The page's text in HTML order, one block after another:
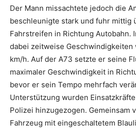
Der Mann missachtete jedoch die
beschleunigte stark und fuhr mittig
Fahrstreifen in Richtung
dabei zeitweise Geschwindigkeiten
km/h. Auf der A73 setzte er seine
maximaler Geschwindigkeit in
bevor er sein Tempo mehrfach
Unterstützung wurden
Polizei hinzugezogen. Gemeinsam
Fahrzeug mit eingeschaltetem